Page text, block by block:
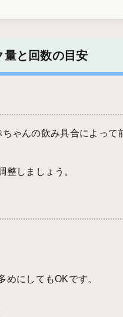
量と回数の目安
ちゃんの飲み具合によって
整しましょう。
めにしてもOKです。